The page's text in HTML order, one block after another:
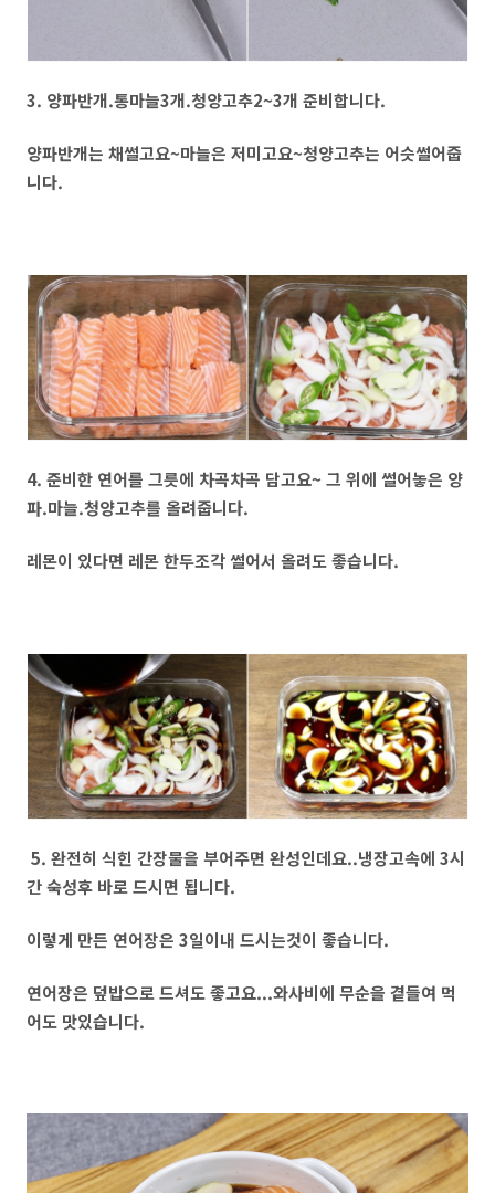
3. 양파반개.통마늘3개.청양고추2~3개 준비합니다.
양파반개는 채썰고요~마늘은 저미고요~청양고추는 어슷썰어줍
니다.
4. 준비한 연어를 그릇에 차곡차곡 담고요~ 그 위에 썰어놓은 양
파.마늘.청양고추를 올려줍니다.
레몬이 있다면 레몬 한두조각 썰어서 올려도 좋습니다.
5. 완전히 식힌 간장물을 부어주면 완성인데요..냉장고속에 3시
간 숙성후 바로 드시면 됩니다.
이렇게 만든 연어장은 3일이내 드시는것이 좋습니다.
연어장은 덮밥으로 드셔도 좋고요...와사비에 무순을 곁들여 먹
어도 맛있습니다.